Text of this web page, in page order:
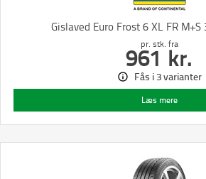
Gislaved Euro Frost 6 XL FR M+S
pr. stk. fra
961 kr.
Fås i 3 varianter
Læs mere